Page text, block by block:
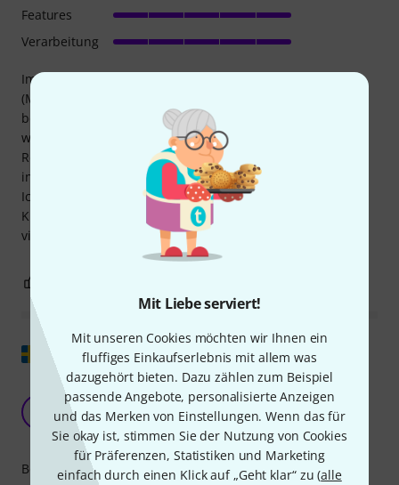
Mit Liebe serviert!
Mit unseren Cookies möchten wir Ihnen ein
fluffiges Einkaufserlebnis mit allem was
dazugehört bieten. Dazu zählen zum Beispiel
passende Angebote, personalisierte Anzeigen
und das Merken von Einstellungen. Wenn das für
Sie okay ist, stimmen Sie der Nutzung von Cookies
für Präferenzen, Statistiken und Marketing
einfach durch einen Klick auf „Geht klar“ zu (alle
Im Moment mit mehreren Modulen der gleichen Marke
(Make Noise) verwendet, bin ich damit recht zufrieden. Ich
betrachte es derzeit eher als Effekt, da es den Klang
wirklich beeinflusst (insbesondere abhängig vom Hub des
Reglers). Es gibt eine schmutzige Seite, die mich wirklich
interessiert ... Ich habe danach gesucht, also ist alles gut!
Ich habe auch einen Optomix der gleichen Marke und der
Klangunterschied ist spürbar. Es macht Lärm, erfüllt also
viele Funktionen, hat aber seinen eigenen Charakter.
Features
Verarbeitung
Original zeigen
Tolles kleines Schweizer Taschenmesser von
einem Modul
AelitaFromMars 04.08.2019
Bedienung